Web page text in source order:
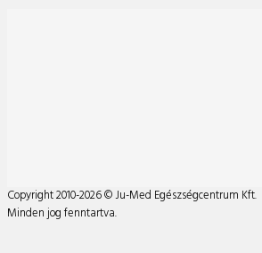
Copyright 2010-2026 © Ju-Med Egészségcentrum Kft.
Minden jog fenntartva.